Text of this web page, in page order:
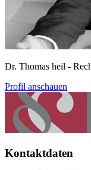
Dr. Thomas heil -
Profil anschauen
Kontaktdaten